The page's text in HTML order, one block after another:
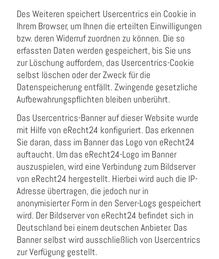
Des Weiteren speichert Usercentrics ein Cookie in
Ihrem Browser, um Ihnen die erteilten Einwilligungen
bzw. deren Widerruf zuordnen zu können. Die so
erfassten Daten werden gespeichert, bis Sie uns
zur Löschung auffordern, das Usercentrics-Cookie
selbst löschen oder der Zweck für die
Datenspeicherung entfällt. Zwingende gesetzliche
Aufbewahrungspflichten bleiben unberührt.
Das Usercentrics-Banner auf dieser Website wurde
mit Hilfe von eRecht24 konfiguriert. Das erkennen
Sie daran, dass im Banner das Logo von eRecht24
auftaucht. Um das eRecht24-Logo im Banner
auszuspielen, wird eine Verbindung zum Bildserver
von eRecht24 hergestellt. Hierbei wird auch die IP-
Adresse übertragen, die jedoch nur in
anonymisierter Form in den Server-Logs gespeichert
wird. Der Bildserver von eRecht24 befindet sich in
Deutschland bei einem deutschen Anbieter. Das
Banner selbst wird ausschließlich von Usercentrics
zur Verfügung gestellt.